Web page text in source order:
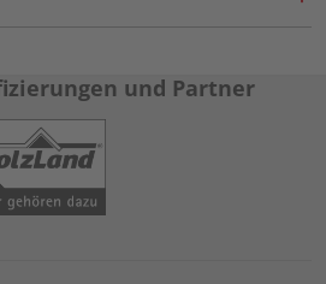
und Partner